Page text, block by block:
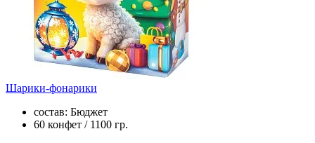
Шарики-фонарики
состав: Бюджет
60 конфет / 1100 гр.